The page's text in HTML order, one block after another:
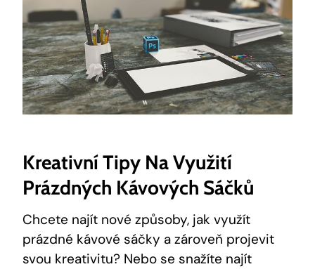
Kreativní Tipy Na Využití
Prázdných Kávových Sáčků
Chcete najít nové způsoby, jak využít
prázdné kávové sáčky a zároveň projevit
svou kreativitu? Nebo se snažíte najít